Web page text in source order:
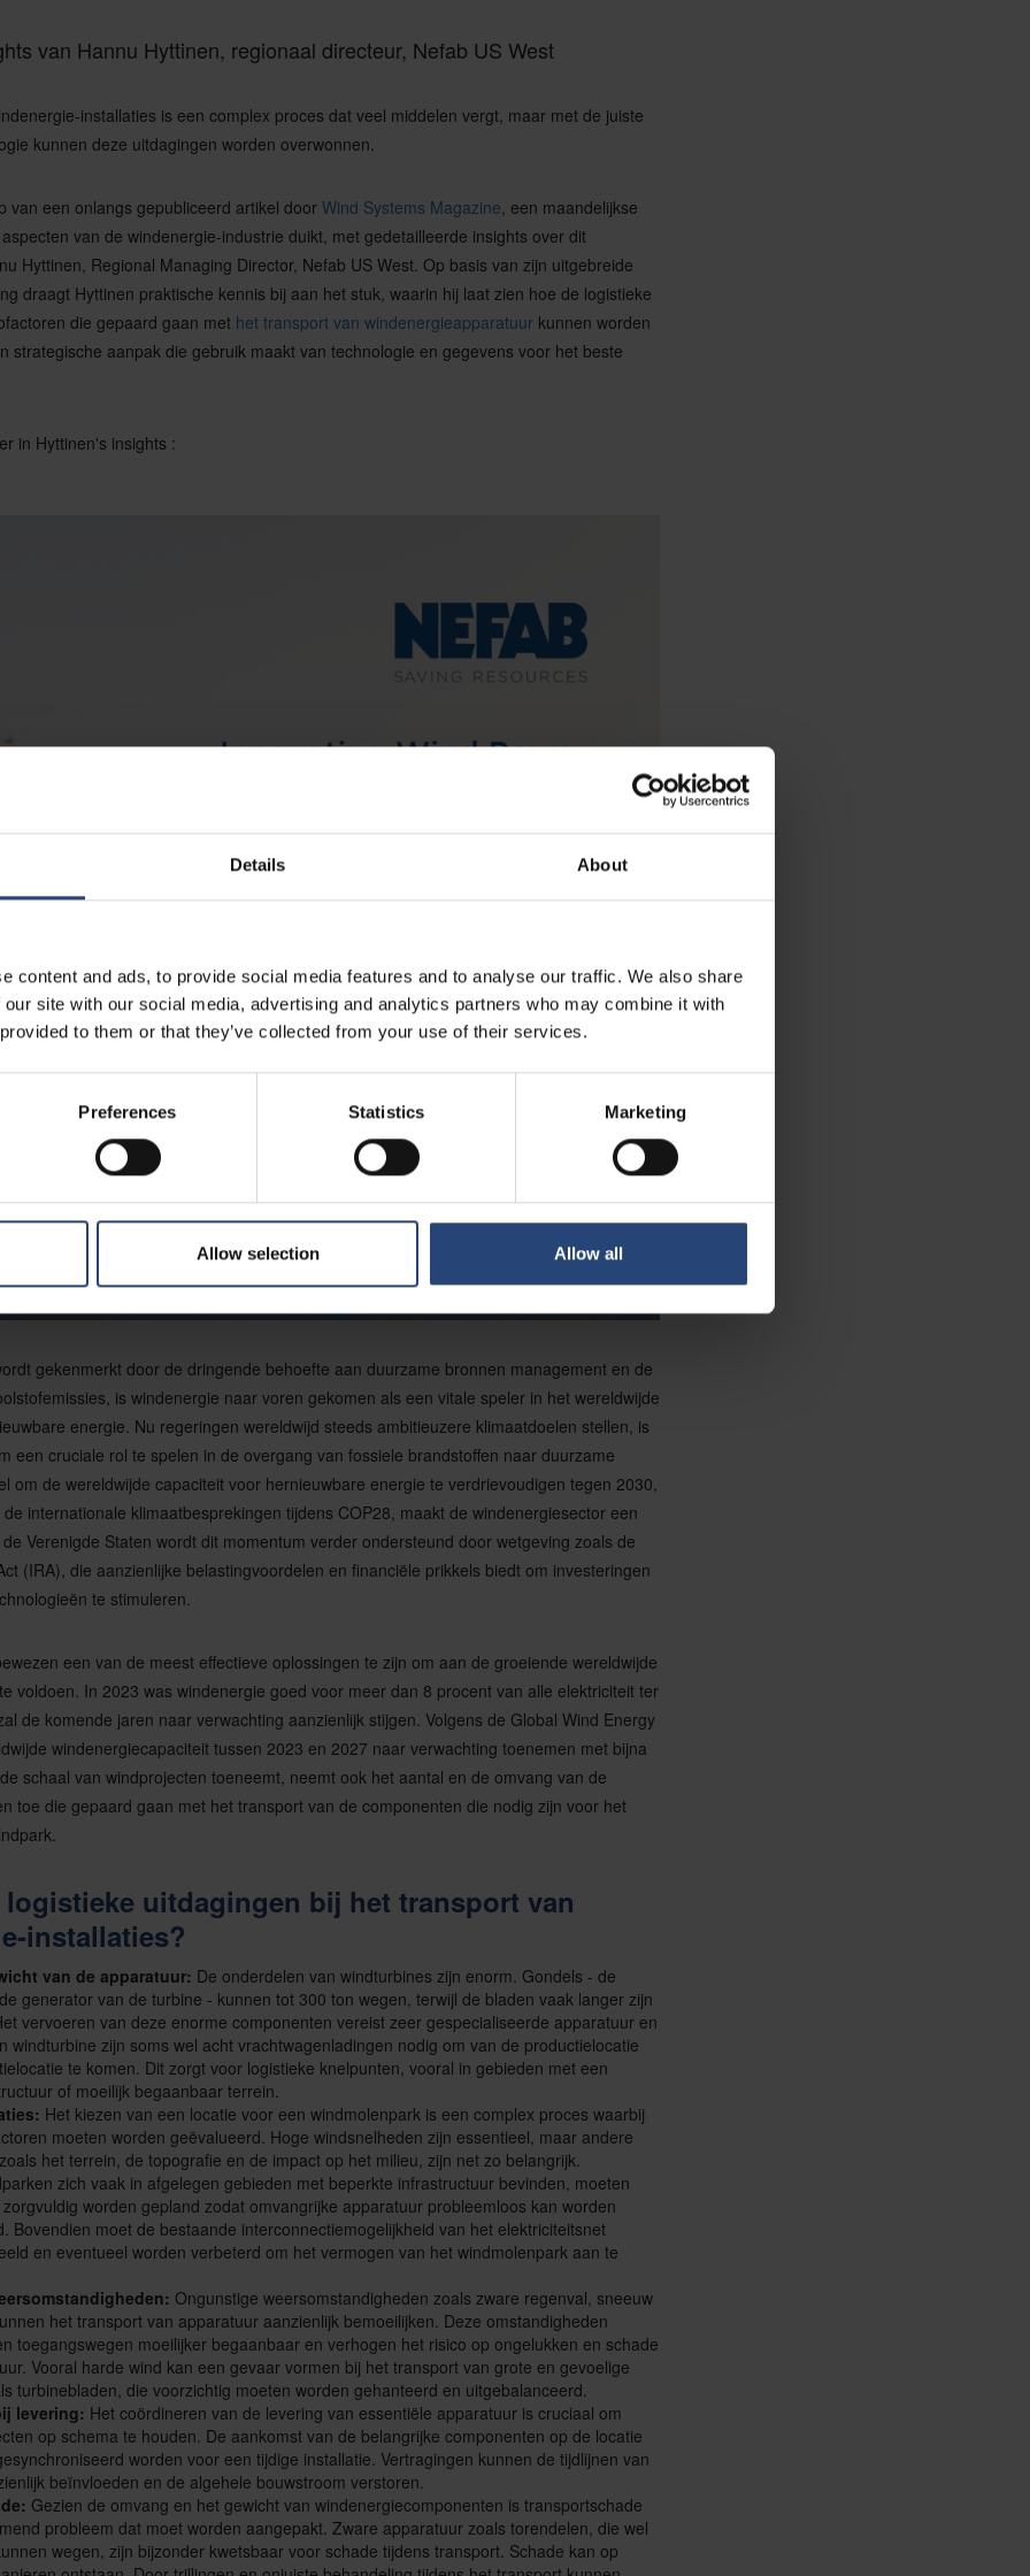
Details About
content and ads, to provide social media features and to analyse our traffic. We also share
site with our social media, advertising and analytics partners who may combine it with
to them or that they’ve collected from your use of their services.
Preferences Statistics Marketing
Allow selection Allow all
van Hannu Hyttinen, regionaal directeur, Nefab US West
installaties is een complex proces dat veel middelen vergt, maar met de juiste
kunnen deze uitdagingen worden overwonnen.
van een onlangs gepubliceerd artikel door Wind Systems Magazine, een maandelijkse
van de windenergie-industrie duikt, met gedetailleerde insights over dit
Hyttinen, Regional Managing Director, Nefab US West. Op basis van zijn uitgebreide
draagt Hyttinen praktische kennis bij aan het stuk, waarin hij laat zien hoe de logistieke
die gepaard gaan met het transport van windenergieapparatuur kunnen worden
strategische aanpak die gebruik maakt van technologie en gegevens voor het beste
in Hyttinen's insights :
gekenmerkt door de dringende behoefte aan duurzame bronnen management en de
is windenergie naar voren gekomen als een vitale speler in het wereldwijde
energie. Nu regeringen wereldwijd steeds ambitieuzere klimaatdoelen stellen, is
een cruciale rol te spelen in de overgang van fossiele brandstoffen naar duurzame
om de wereldwijde capaciteit voor hernieuwbare energie te verdrievoudigen tegen 2030,
internationale klimaatbesprekingen tijdens COP28, maakt de windenergiesector een
Verenigde Staten wordt dit momentum verder ondersteund door wetgeving zoals de
(IRA), die aanzienlijke belastingvoordelen en financiële prikkels biedt om investeringen
te stimuleren.
een van de meest effectieve oplossingen te zijn om aan de groeiende wereldwijde
voldoen. In 2023 was windenergie goed voor meer dan 8 procent van alle elektriciteit ter
de komende jaren naar verwachting aanzienlijk stijgen. Volgens de Global Wind Energy
windenergiecapaciteit tussen 2023 en 2027 naar verwachting toenemen met bijna
schaal van windprojecten toeneemt, neemt ook het aantal en de omvang van de
toe die gepaard gaan met het transport van de componenten die nodig zijn voor het
logistieke uitdagingen bij het transport van
installaties?
van de apparatuur: De onderdelen van windturbines zijn enorm. Gondels - de
generator van de turbine - kunnen tot 300 ton wegen, terwijl de bladen vaak langer zijn
vervoeren van deze enorme componenten vereist zeer gespecialiseerde apparatuur en
windturbine zijn soms wel acht vrachtwagenladingen nodig om van de productielocatie
te komen. Dit zorgt voor logistieke knelpunten, vooral in gebieden met een
of moeilijk begaanbaar terrein.
Het kiezen van een locatie voor een windmolenpark is een complex proces waarbij
moeten worden geëvalueerd. Hoge windsnelheden zijn essentieel, maar andere
het terrein, de topografie en de impact op het milieu, zijn net zo belangrijk.
zich vaak in afgelegen gebieden met beperkte infrastructuur bevinden, moeten
worden gepland zodat omvangrijke apparatuur probleemloos kan worden
Bovendien moet de bestaande interconnectiemogelijkheid van het elektriciteitsnet
en eventueel worden verbeterd om het vermogen van het windmolenpark aan te
Ongunstige weersomstandigheden zoals zware regenval, sneeuw
het transport van apparatuur aanzienlijk bemoeilijken. Deze omstandigheden
toegangswegen moeilijker begaanbaar en verhogen het risico op ongelukken en schade
Vooral harde wind kan een gevaar vormen bij het transport van grote en gevoelige
turbinebladen, die voorzichtig moeten worden gehanteerd en uitgebalanceerd.
levering: Het coördineren van de levering van essentiële apparatuur is cruciaal om
op schema te houden. De aankomst van de belangrijke componenten op de locatie
worden voor een tijdige installatie. Vertragingen kunnen de tijdlijnen van
beïnvloeden en de algehele bouwstroom verstoren.
Gezien de omvang en het gewicht van windenergiecomponenten is transportschade
probleem dat moet worden aangepakt. Zware apparatuur zoals torendelen, die wel
wegen, zijn bijzonder kwetsbaar voor schade tijdens transport. Schade kan op